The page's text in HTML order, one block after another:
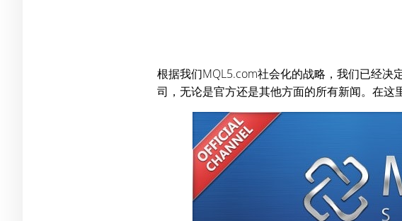
根据我们MQL5.com社会化的战略，我们已经决
司，无论是官方还是其他方面的所有新闻。在这